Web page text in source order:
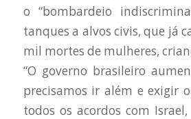
o “bombardeio
tanques a alvos civis, que já
mil mortes de mulheres,
“O governo brasileiro
precisamos ir além e exigir
todos os acordos com